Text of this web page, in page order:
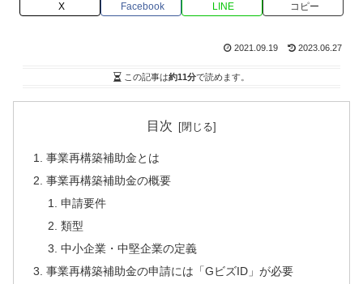
X Facebook LINE コピー
2021.09.19 2023.06.27
この記事は約11分で読めます。
目次
事業再構築補助金とは
事業再構築補助金の概要
申請要件
類型
中小企業・中堅企業の定義
事業再構築補助金の申請には「GビズID」が必要